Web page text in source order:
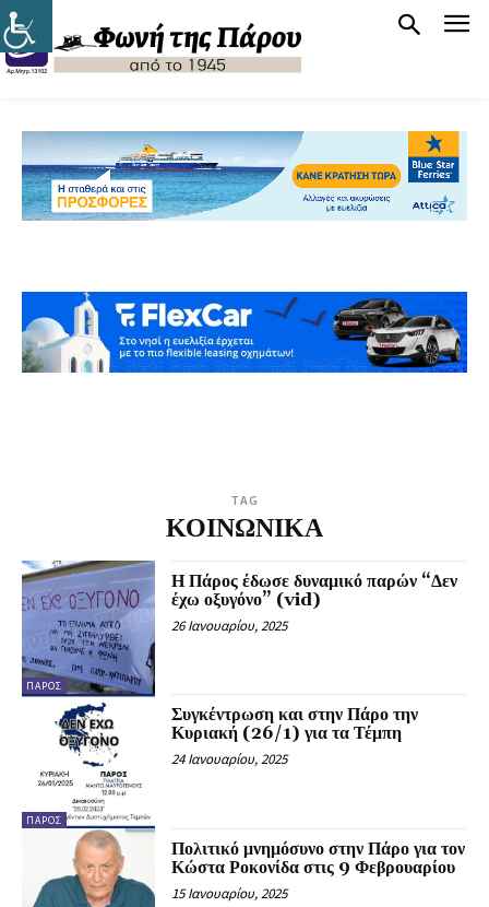
TAG
ΚΟΙΝΩΝΙΚΑ
ΠΆΡΟΣ
Η Πάρος έδωσε δυναμικό παρών “Δεν
έχω οξυγόνο” (vid)
26 Ιανουαρίου, 2025
ΠΆΡΟΣ
Συγκέντρωση και στην Πάρο την
Κυριακή (26/1) για τα Τέμπη
24 Ιανουαρίου, 2025
Πολιτικό μνημόσυνο στην Πάρο για τον
Κώστα Ροκονίδα στις 9 Φεβρουαρίου
15 Ιανουαρίου, 2025